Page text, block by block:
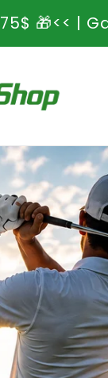
75$ 🎁<< |